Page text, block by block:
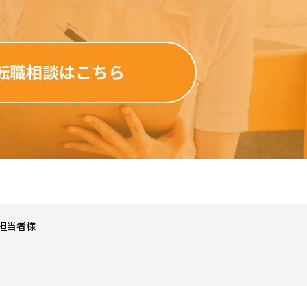
す。介護WAOは、
せん。 検索結果と
WAOのホームペー
職相談はこちら
当者様